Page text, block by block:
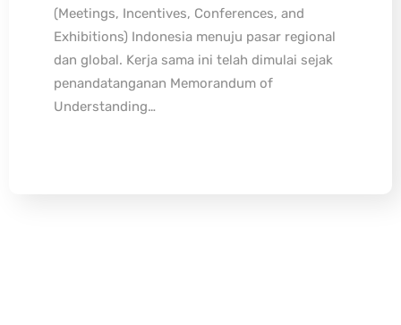
(Meetings, Incentives, Conferences, and
Exhibitions) Indonesia menuju pasar regional
dan global. Kerja sama ini telah dimulai sejak
penandatanganan Memorandum of
Understanding…